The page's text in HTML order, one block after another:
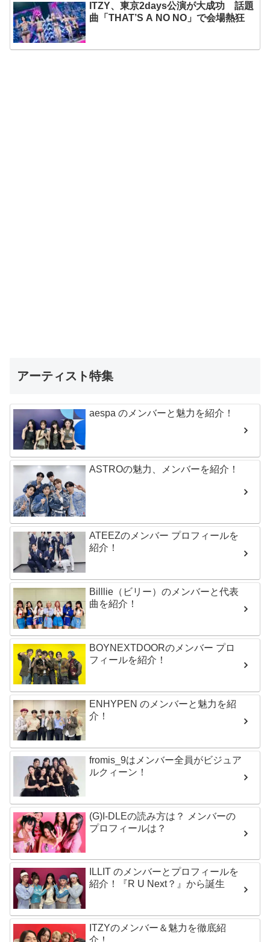
ITZY、東京2days公演が大成功 話題
曲「THAT’S A NO NO」で会場熱狂
アーティスト特集
aespa のメンバーと魅力を紹介！
ASTROの魅力、メンバーを紹介！
ATEEZのメンバー プロフィールを
紹介！
Billlie（ビリー）のメンバーと代表
曲を紹介！
BOYNEXTDOORのメンバー プロ
フィールを紹介！
ENHYPEN のメンバーと魅力を紹
介！
fromis_9はメンバー全員がビジュア
ルクィーン！
(G)I-DLEの読み方は？ メンバーの
プロフィールは？
ILLIT のメンバーとプロフィールを
紹介！『R U Next？』から誕生
ITZYのメンバー＆魅力を徹底紹